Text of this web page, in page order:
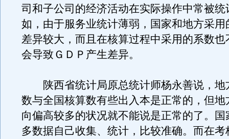
司和子公司的经济活动在实际操作中常被统
如，由于服务业统计薄弱，国家和地方采用
差异较大，而且在核算过程中采用的系数也
会导致ＧＤＰ产生差异。
陕西省统计局原总统计师杨永善说，地
数与全国核算数有些出入本是正常的，但地
向偏高较多的状况就不能说是正常的了。国
多数据自己收集、统计，比较准确。而在考